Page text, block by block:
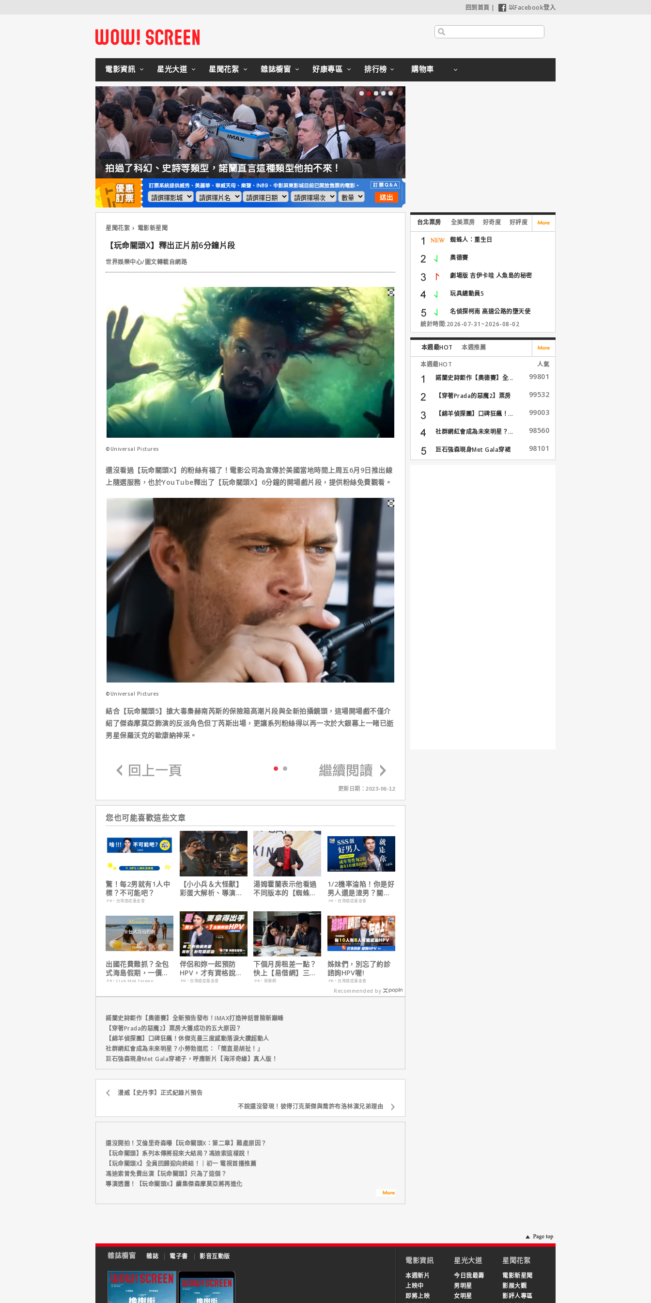
回到首頁 | 以Facebook登入
電影資訊 星光大道 星聞花絮 雜誌櫥窗 好康專區 排行榜 購物車
拍過了科幻、史詩等類型，諾蘭直言這種類型他拍不來！
星聞花絮 電影新星聞
【玩命關頭X】釋出正片前6分鐘片段
世界娛樂中心/圖文轉載自網路
©Universal Pictures
還沒看過【玩命關頭X】的粉絲有福了！電影公司為宣傳於美國當地時間上周五6月9日推出線
上隨選服務，也於YouTube釋出了【玩命關頭X】6分鐘的開場戲片段，提供粉絲免費觀看。
©Universal Pictures
結合【玩命關頭5】搶大毒梟赫南芮斯的保險箱高潮片段與全新拍攝鏡頭，這場開場戲不僅介
紹了傑森摩莫亞飾演的反派角色但丁芮斯出場，更讓系列粉絲得以再一次於大銀幕上一睹已逝
男星保羅沃克的歐康納神采。
更新日期：2023-06-12
您也可能喜歡這些文章
驚！每2男就有1人中
標？不可能吧？
PR・台灣癌症基金會
【小小兵＆大怪獸】
彩蛋大解析、導演皮
梗！
湯姆霍蘭表示他看過
不同版本的【蜘蛛
這版完全不行！
1/2機率淪陷！你是好
男人還是渣男？關鍵
在這
PR・台灣癌症基金會
出國花費難抓？全包
式海島假期，一價搞
定食宿玩樂，省錢更
PR・Club Med Taiwan
伴侶和妳一起預防
HPV，才有資格說愛
妳！
PR・台灣癌症基金會
下個月房租差一點？
快上【易借網】三分
鐘解決燃眉之急
PR・易借網
姊妹們，別忘了約診
諮詢HPV喔!
PR・台灣癌症基金會
Recommended by
諾蘭史詩鉅作【奧德賽】全新預告發布！IMAX打造神話冒險新巔峰
【穿著Prada的惡魔2】票房大獲成功的五大原因？
【綿羊偵探團】口碑狂飆！休傑克曼三度感動落淚大讚超動人
社群網紅會成為未來明星？小勞勃道尼：「簡直是胡扯！」
巨石強森現身Met Gala穿裙子，呼應新片【海洋奇緣】真人版！
漫威【史丹李】正式紀錄片預告
不說還沒發現！彼得汀克萊傑與喬許布洛林演兄弟理由
還沒開拍！艾倫里奇森曝【玩命關頭X：第二章】難產原因？
【玩命關頭】系列本傳將迎來大結局？馮迪索這樣說！
【玩命關頭X】全員回歸迎向終結！｜初一 電視首播推薦
馮迪索曾免費出演【玩命關頭】只為了這個？
導演透露！【玩命關頭X】續集傑森摩莫亞將再進化
台北票房 全美票房 好奇度 好評度
蜘蛛人：重生日
奧德賽
劇場版 吉伊卡哇 人魚島的秘密
玩具總動員5
名偵探柯南 高速公路的墮天使
統計時間:2026-07-31~2026-08-02
本週最HOT 本週推薦
本週最HOT
人氣
諾蘭史詩鉅作【奧德賽】全...
99801
【穿著Prada的惡魔2】票房
99532
【綿羊偵探團】口碑狂飆！... 99003
社群網紅會成為未來明星？... 98560
巨石強森現身Met Gala穿裙
子...
98101
雜誌櫥窗 雜誌 | 電子書 | 影音互動版 電影資訊
本週新片
上映中
即將上映
星光大道
今日我最壽
男明星
女明星
星聞花絮
電影新星聞
影展大觀
影評人專區